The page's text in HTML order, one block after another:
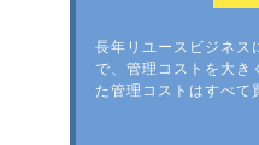
長年リユースビジネス
で、管理コストを大き
た管理コストはすべて